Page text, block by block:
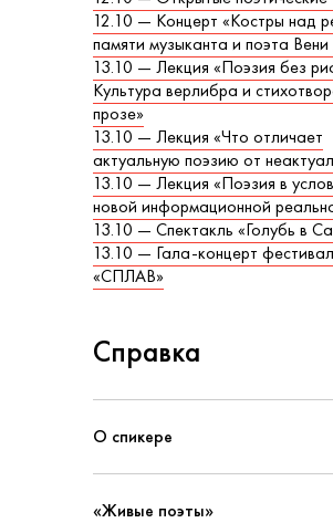
12.10 — Концерт «Костры над
памяти музыканта и поэта
13.10 — Лекция «Поэзия без
Культура верлибра и
прозе»
13.10 — Лекция «Что отличает
актуальную поэзию от
13.10 — Лекция «Поэзия в
новой информационной
13.10 — Спектакль «Голубь в
13.10 — Гала-концерт
«СПЛАВ»
Справка
О спикере
«Живые поэты»